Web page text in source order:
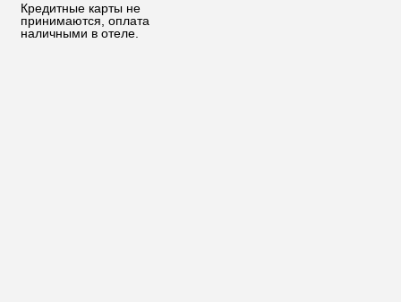
Кредитные карты не
принимаются, оплата
наличными в отеле.